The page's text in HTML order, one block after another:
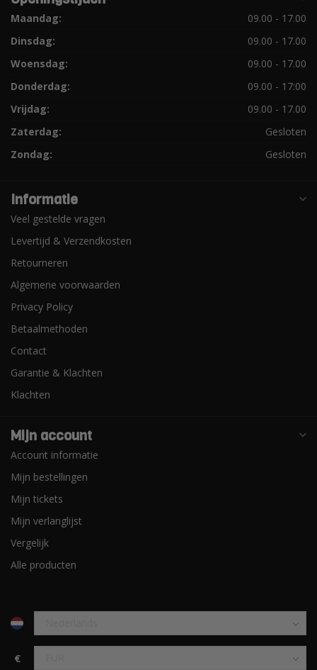
Maandag:
09.00 - 17.00
Dinsdag:
09.00 - 17.00
Woensdag:
09.00 - 17.00
Donderdag:
09.00 - 17:00
Vrijdag:
09.00 - 17.00
Zaterdag:
Gesloten
Zondag:
Gesloten
Informatie
Veel gestelde vragen
Levertijd & Verzendkosten
Retourneren
Algemene voorwaarden
Privacy Policy
Betaalmethoden
Contact
Garantie & Klachten
Klachten
Mijn account
Account informatie
Mijn bestellingen
Mijn tickets
Mijn verlanglijst
Vergelijk
Alle producten
€